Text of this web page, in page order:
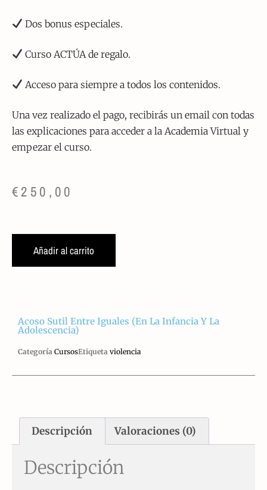
Dos bonus especiales.
Curso ACTÚA de regalo.
Acceso para siempre a todos los contenidos.
Una vez realizado el pago, recibirás un email con todas
las explicaciones para acceder a la Academia Virtual y
empezar el curso.
€250,00
Añadir al carrito
Acoso Sutil Entre Iguales (en La Infancia Y La
Adolescencia)
Categoría CursosEtiqueta violencia
Descripción Valoraciones (0)
Descripción